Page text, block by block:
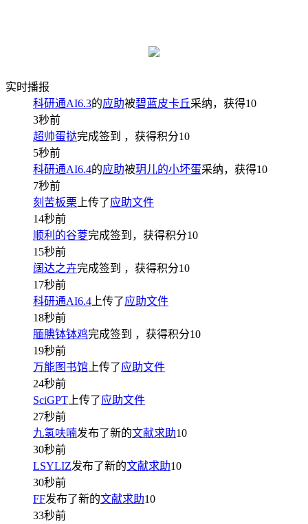
实时播报
科研通AI6.3的应助被碧蓝皮卡丘采纳，获得10
3秒前
超帅蛋挞完成签到 ，获得积分10
5秒前
科研通AI6.4的应助被玥儿的小坏蛋采纳，获得10
7秒前
刻苦板栗 上传了应助文件
14秒前
顺利的谷菱完成签到，获得积分10
15秒前
阔达之卉完成签到 ，获得积分10
17秒前
科研通AI6.4 上传了应助文件
18秒前
腼腆钵钵鸡完成签到 ，获得积分10
19秒前
万能图书馆 上传了应助文件
24秒前
SciGPT 上传了应助文件
27秒前
九氢呋喃发布了新的文献求助10
30秒前
LSYLIZ发布了新的文献求助10
30秒前
FF发布了新的文献求助10
33秒前